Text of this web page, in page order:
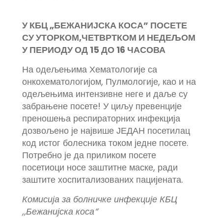
У КБЦ „БЕЖАНИЈСКА КОСА” ПОСЕТЕ
СУ УТОРКОМ,ЧЕТВРТКОМ И НЕДЕЉОМ
У ПЕРИОДУ ОД 15 ДО 16 ЧАСОВА
На одељењима Хематологије са
онкохематологијом, Пулмологије, као и на
одељењима интензивне неге и даље су
забрањене посете! У циљу превенције
преношења респираторних инфекција
дозвољено је највише ЈЕДАН посетилац
код истог болесника током једне посете.
Потребно је да приликом посете
посетиоци носе заштитне маске, ради
заштите хоспитализованих пацијената.
Комисија за болничке инфекције КБЦ
,,Бежанијска коса“